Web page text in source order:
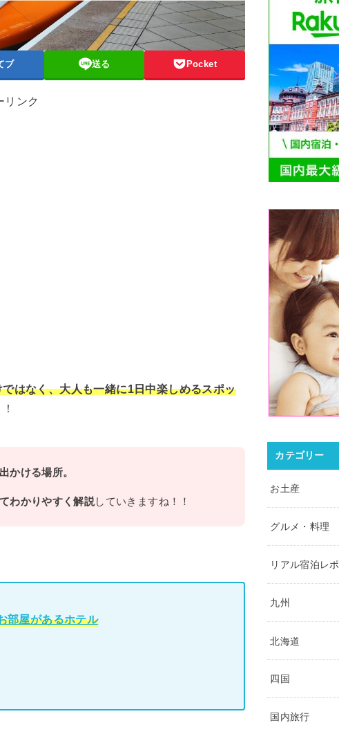
ブ 送る Pocket
リンク
ではなく、大人も一緒に1日中楽しめるスポッ
かける場所。
わかりやすく解説していきますね！！
部屋があるホテル
カテゴリー
お土産
グルメ・料理
リアル宿泊レポ
九州
北海道
四国
国内旅行